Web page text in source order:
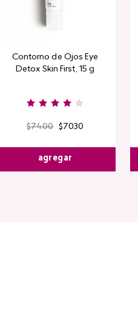
Contorno de Ojos Eye
Detox Skin First, 15 g
$7400 $7030
agregar